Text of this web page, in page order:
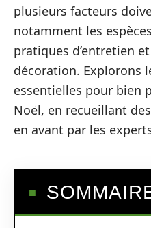
plusieurs facteurs
notamment les
pratiques d’entretien
décoration. Explorons
essentielles pour bien
Noël, en recueillant
en avant par les